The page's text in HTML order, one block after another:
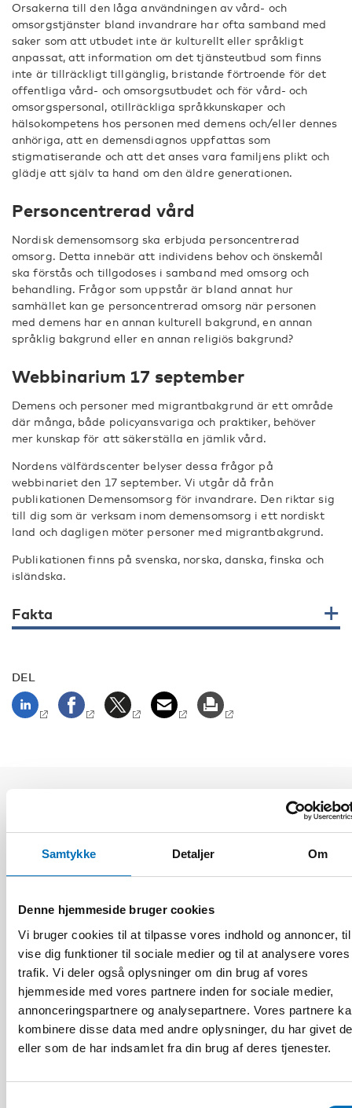
Samtykke Detaljer Om
Denne hjemmeside bruger cookies
Vi bruger cookies til at tilpasse vores indhold og annoncer,
vise dig funktioner til sociale medier og til at analysere vores
trafik. Vi deler også oplysninger om din brug af vores
hjemmeside med vores partnere inden for sociale medier,
annonceringspartnere og analysepartnere. Vores partnere
kombinere disse data med andre oplysninger, du har givet
eller som de har indsamlet fra din brug af deres tjenester.
Orsakerna till den låga användningen av vård- och
omsorgstjänster bland invandrare har ofta samband med
saker som att utbudet inte är kulturellt eller språkligt
anpassat, att information om det tjänsteutbud som finns
inte är tillräckligt tillgänglig, bristande förtroende för det
offentliga vård- och omsorgsutbudet och för vård- och
omsorgspersonal, otillräckliga språkkunskaper och
hälsokompetens hos personen med demens och/eller dennes
anhöriga, att en demensdiagnos uppfattas som
stigmatiserande och att det anses vara familjens plikt och
glädje att själv ta hand om den äldre generationen.
Personcentrerad vård
Nordisk demensomsorg ska erbjuda personcentrerad
omsorg. Detta innebär att individens behov och önskemål
ska förstås och tillgodoses i samband med omsorg och
behandling. Frågor som uppstår är bland annat hur
samhället kan ge personcentrerad omsorg när personen
med demens har en annan kulturell bakgrund, en annan
språklig bakgrund eller en annan religiös bakgrund?
Webbinarium 17 september
Demens och personer med migrantbakgrund är ett område
där många, både policyansvariga och praktiker, behöver
mer kunskap för att säkerställa en jämlik vård.
Nordens välfärdscenter belyser dessa frågor på
webbinariet den 17 september. Vi utgår då från
publikationen Demensomsorg för invandrare. Den riktar sig
till dig som är verksam inom demensomsorg i ett nordiskt
land och dagligen möter personer med migrantbakgrund.
Publikationen finns på svenska, norska, danska, finska och
isländska.
Fakta
DEL